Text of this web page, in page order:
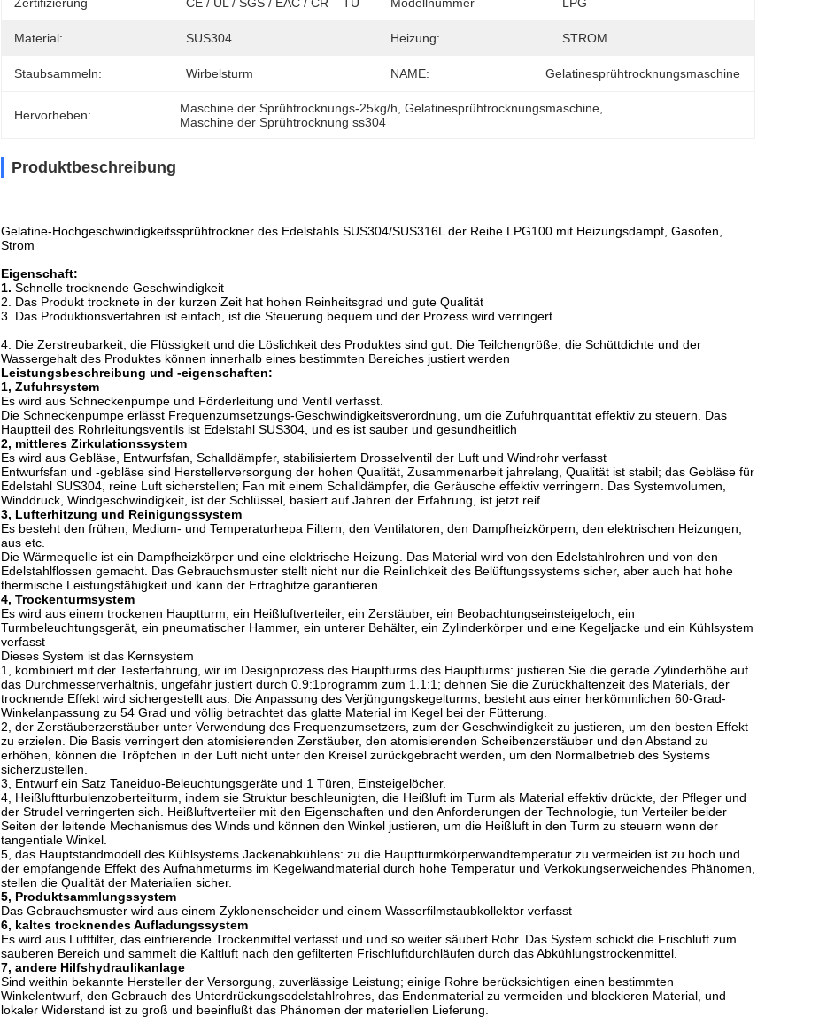
Material: SUS304 Heizung: STROM
Staubsammeln: Wirbelsturm NAME: Gelatinesprühtrocknungsmaschine
Hervorheben: Maschine der Sprühtrocknungs-25kg/h , Gelatinesprühtrocknungsmaschine
Maschine der Sprühtrocknung ss304
Produktbeschreibung
Gelatine-Hochgeschwindigkeitssprühtrockner des Edelstahls SUS304/SUS316L der Reihe LPG100 mit Heizungsdampf, Gasofen,
Strom
Eigenschaft:
1. Schnelle trocknende Geschwindigkeit
2. Das Produkt trocknete in der kurzen Zeit hat hohen Reinheitsgrad und gute Qualität
3. Das Produktionsverfahren ist einfach, ist die Steuerung bequem und der Prozess wird verringert
4. Die Zerstreubarkeit, die Flüssigkeit und die Löslichkeit des Produktes sind gut. Die Teilchengröße, die Schüttdichte und der
Wassergehalt des Produktes können innerhalb eines bestimmten Bereiches justiert werden
Leistungsbeschreibung und -eigenschaften:
1, Zufuhrsystem
Es wird aus Schneckenpumpe und Förderleitung und Ventil verfasst.
Die Schneckenpumpe erlässt Frequenzumsetzungs-Geschwindigkeitsverordnung, um die Zufuhrquantität effektiv zu steuern. Das
Hauptteil des Rohrleitungsventils ist Edelstahl SUS304, und es ist sauber und gesundheitlich
2, mittleres Zirkulationssystem
Es wird aus Gebläse, Entwurfsfan, Schalldämpfer, stabilisiertem Drosselventil der Luft und Windrohr verfasst
Entwurfsfan und -gebläse sind Herstellerversorgung der hohen Qualität, Zusammenarbeit jahrelang, Qualität ist stabil; das Gebläse für
Edelstahl SUS304, reine Luft sicherstellen; Fan mit einem Schalldämpfer, die Geräusche effektiv verringern. Das Systemvolumen,
Winddruck, Windgeschwindigkeit, ist der Schlüssel, basiert auf Jahren der Erfahrung, ist jetzt reif.
3, Lufterhitzung und Reinigungssystem
Es besteht den frühen, Medium- und Temperaturhepa Filtern, den Ventilatoren, den Dampfheizkörpern, den elektrischen Heizungen,
aus etc.
Die Wärmequelle ist ein Dampfheizkörper und eine elektrische Heizung. Das Material wird von den Edelstahlrohren und von den
Edelstahlflossen gemacht. Das Gebrauchsmuster stellt nicht nur die Reinlichkeit des Belüftungssystems sicher, aber auch hat hohe
thermische Leistungsfähigkeit und kann der Ertraghitze garantieren
4, Trockenturmsystem
Es wird aus einem trockenen Hauptturm, ein Heißluftverteiler, ein Zerstäuber, ein Beobachtungseinsteigeloch, ein
Turmbeleuchtungsgerät, ein pneumatischer Hammer, ein unterer Behälter, ein Zylinderkörper und eine Kegeljacke und ein Kühlsystem
verfasst
Dieses System ist das Kernsystem
1, kombiniert mit der Testerfahrung, wir im Designprozess des Hauptturms des Hauptturms: justieren Sie die gerade Zylinderhöhe auf
das Durchmesserverhältnis, ungefähr justiert durch 0.9:1programm zum 1.1:1; dehnen Sie die Zurückhaltenzeit des Materials, der
trocknende Effekt wird sichergestellt aus. Die Anpassung des Verjüngungskegelturms, besteht aus einer herkömmlichen 60-Grad-
Winkelanpassung zu 54 Grad und völlig betrachtet das glatte Material im Kegel bei der Fütterung.
2, der Zerstäuberzerstäuber unter Verwendung des Frequenzumsetzers, zum der Geschwindigkeit zu justieren, um den besten Effekt
zu erzielen. Die Basis verringert den atomisierenden Zerstäuber, den atomisierenden Scheibenzerstäuber und den Abstand zu
erhöhen, können die Tröpfchen in der Luft nicht unter den Kreisel zurückgebracht werden, um den Normalbetrieb des Systems
sicherzustellen.
3, Entwurf ein Satz Taneiduo-Beleuchtungsgeräte und 1 Türen, Einsteigelöcher.
4, Heißluftturbulenzoberteilturm, indem sie Struktur beschleunigten, die Heißluft im Turm als Material effektiv drückte, der Pfleger und
der Strudel verringerten sich. Heißluftverteiler mit den Eigenschaften und den Anforderungen der Technologie, tun Verteiler beider
Seiten der leitende Mechanismus des Winds und können den Winkel justieren, um die Heißluft in den Turm zu steuern wenn der
tangentiale Winkel.
5, das Hauptstandmodell des Kühlsystems Jackenabkühlens: zu die Hauptturmkörperwandtemperatur zu vermeiden ist zu hoch und
der empfangende Effekt des Aufnahmeturms im Kegelwandmaterial durch hohe Temperatur und Verkokungserweichendes Phänomen,
stellen die Qualität der Materialien sicher.
5, Produktsammlungssystem
Das Gebrauchsmuster wird aus einem Zyklonenscheider und einem Wasserfilmstaubkollektor verfasst
6, kaltes trocknendes Aufladungssystem
Es wird aus Luftfilter, das einfrierende Trockenmittel verfasst und und so weiter säubert Rohr. Das System schickt die Frischluft zum
sauberen Bereich und sammelt die Kaltluft nach den gefilterten Frischluftdurchläufen durch das Abkühlungstrockenmittel.
7, andere Hilfshydraulikanlage
Sind weithin bekannte Hersteller der Versorgung, zuverlässige Leistung; einige Rohre berücksichtigen einen bestimmten
Winkelentwurf, den Gebrauch des Unterdrückungsedelstahlrohres, das Endenmaterial zu vermeiden und blockieren Material, und
lokaler Widerstand ist zu groß und beeinflußt das Phänomen der materiellen Lieferung.